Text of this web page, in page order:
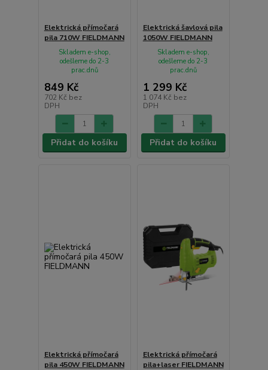
Elektrická přímočará
pila 710W FIELDMANN
849 Kč
702 Kč bez
DPH
Skladem e-shop,
odešleme do 2-3
prac.dnů
Přidat do košíku
Elektrická šavlová pila
1050W FIELDMANN
1 299 Kč
1 074 Kč bez
DPH
Skladem e-shop,
odešleme do 2-3
prac.dnů
Přidat do košíku
Elektrická přímočará
pila 450W FIELDMANN
Elektrická přímočará
pila+laser FIELDMANN